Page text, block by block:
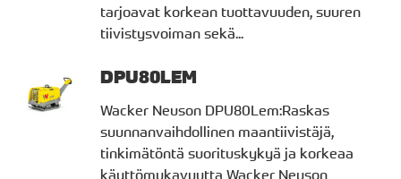
tarjoavat korkean tuottavuuden, suuren
tiivistysvoiman sekä...
DPU80LEM
Wacker Neuson DPU80Lem:Raskas
suunnanvaihdollinen maantiivistäjä,
tinkimätöntä suorituskykyä ja korkeaa
käyttömukavuutta Wacker Neuson